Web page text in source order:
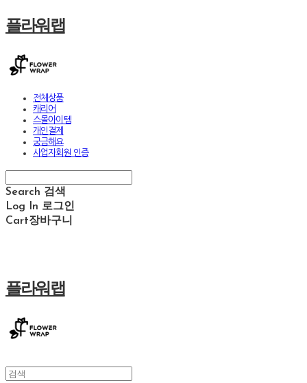
플라워랩
전체상품
캐리어
스몰아이템
개인결제
궁금해요
사업자회원 인증
Search 검색
Log In 로그인
Cart장바구니
플라워랩